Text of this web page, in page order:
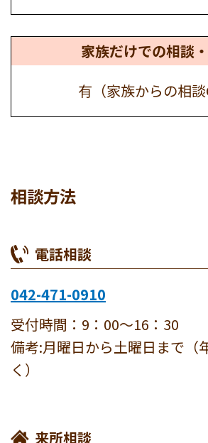
家族だけでの相談
有（家族からの相談
相談方法
電話相談
042-471-0910
受付時間：9：00～16：30
備考:月曜日から土曜日まで（
く）
来所相談